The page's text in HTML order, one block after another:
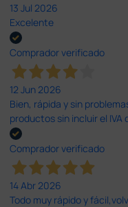
13 Jul 2026
Excelente
Comprador verificado
12 Jun 2026
Bien, rápida y sin
productos sin incluir el IVA
Comprador verificado
14 Abr 2026
Todo muy rápido y